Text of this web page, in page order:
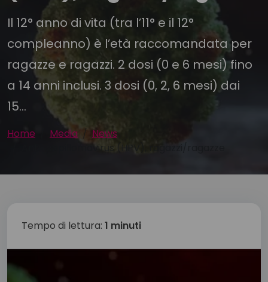
Il 12° anno di vita (tra l’11° e il 12°
compleanno) è l’età raccomandata per
ragazze e ragazzi. 2 dosi (0 e 6 mesi) fino
a 14 anni inclusi. 3 dosi (0, 2, 6 mesi) dai
15...
Home Media
News
Anti-papillomavirus (HPV), ragazzi/ragazze
Tempo di lettura: 1 minuti